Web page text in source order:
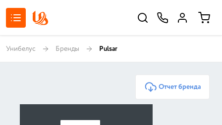
Унибелус Бренды Pulsar
Отчет бренда